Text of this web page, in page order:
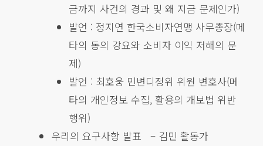
금까지 사건의 경과 및 왜 지금 문제인가)
발언 : 정지연 한국소비자연맹 사무총장(메
타의 동의 강요와 소비자 이익 저해의 문
제)
발언 : 최호웅 민변디정위 위원 변호사(메
타의 개인정보 수집, 활용의 개보법 위반
행위)
우리의 요구사항 발표 – 김민 활동가